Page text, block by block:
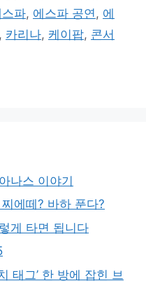
스파, 에스파 공연 , 에
, 카리나, 케이팝, 콘서
나스 이야기
에떼? 바하 푼다?
게 타면 됩니다
태그’ 한 방에 잡힌 브